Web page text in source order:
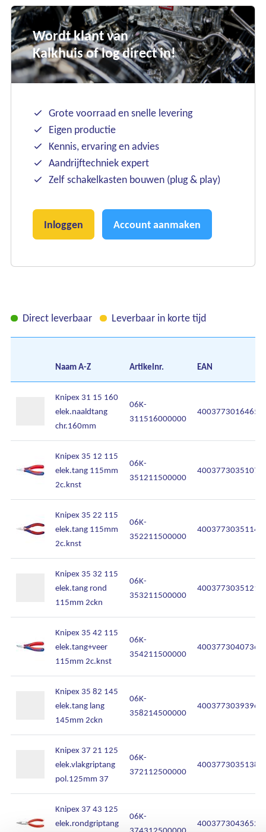
Ons assortiment
Onze merken
Onze diensten
Over Kalkhuis
Contact
Wordt klant van
Kalkhuis of log direct in!
Grote voorraad en snelle levering
Eigen productie
Kennis, ervaring en advies
Aandrijftechniek expert
Zelf schakelkasten bouwen (plug & play)
Inloggen Account aanmaken
Direct leverbaar Leverbaar in korte tijd
NaamA-Z Artikelnr. EAN
Knipex 31 15 160
elek.naaldtang
chr.160mm
06K-
311516000000
4003773016465
Knipex 35 12 115
elek.tang 115mm
2c.knst
06K-
351211500000
4003773035107
Knipex 35 22 115
elek.tang 115mm
2c.knst
06K-
352211500000
4003773035114
Knipex 35 32 115
elek.tang rond
115mm 2ckn
06K-
353211500000
4003773035121
Knipex 35 42 115
elek.tang+veer
115mm 2c.knst
06K-
354211500000
4003773040736
Knipex 35 82 145
elek.tang lang
145mm 2ckn
06K-
358214500000
4003773039396
Knipex 37 21 125
elek.vlakgriptang
pol.125mm 37
06K-
372112500000
4003773035138
Knipex 37 43 125
elek.rondgriptang
06K-
4003773043652